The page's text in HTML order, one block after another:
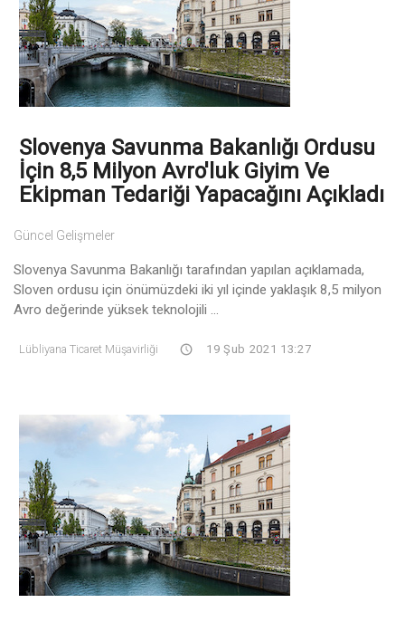
Slovenya Savunma Bakanlığı Ordusu
İçin 8,5 Milyon Avro'luk Giyim Ve
Ekipman Tedariği Yapacağını Açıkladı
Güncel Gelişmeler
Slovenya Savunma Bakanlığı tarafından yapılan açıklamada,
Sloven ordusu için önümüzdeki iki yıl içinde yaklaşık 8,5 milyon
Avro değerinde yüksek teknolojili ...
Lübliyana Ticaret Müşavirliği 19 Şub 2021 13:27